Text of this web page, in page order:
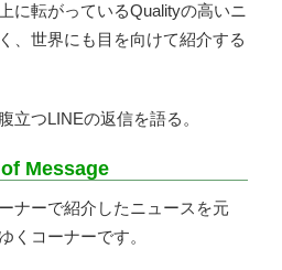
に転がっているQualityの高いニ
、世界にも目を向けて紹介する
立つLINEの返信を語る。
Message
ナーで紹介したニュースを元
くコーナーです。